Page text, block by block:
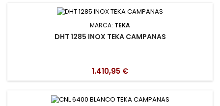
MARCA: TEKA
DHT 1285 INOX TEKA CAMPANAS
1.410,95 €